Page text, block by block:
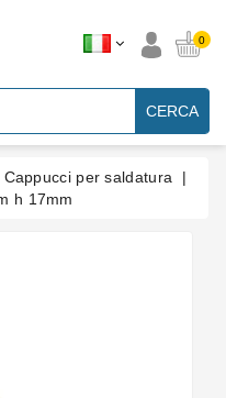
0
CERCA
Cappucci per saldatura
h 17mm